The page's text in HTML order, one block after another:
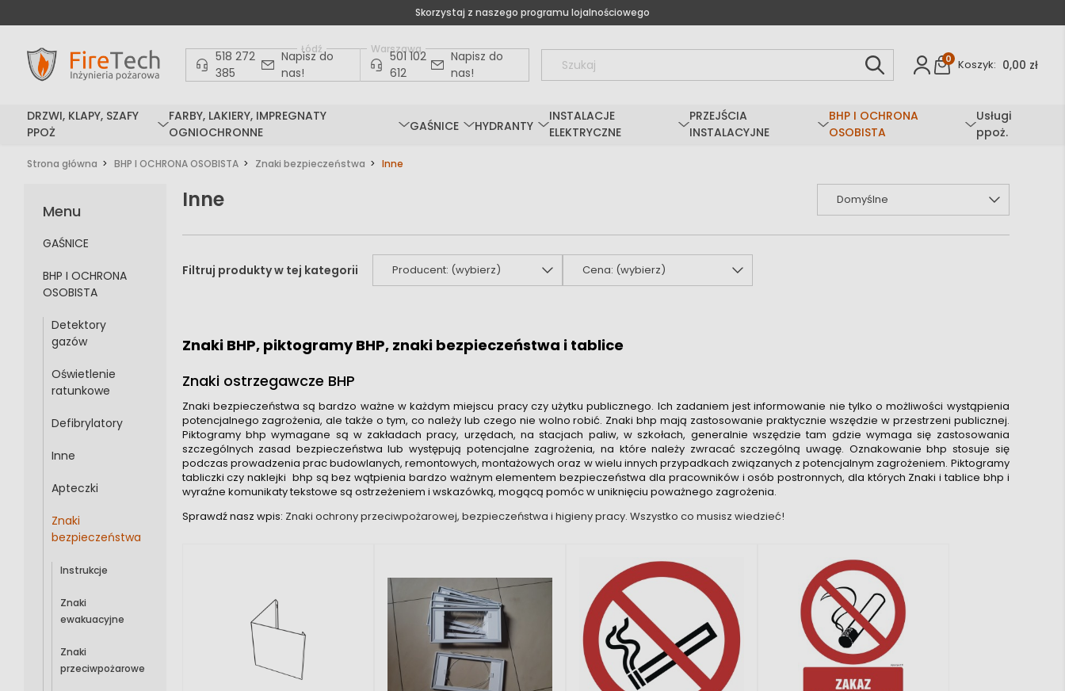
Skorzystaj z naszego programu lojalnościowego
Łódź
518 272
385
Napisz do
nas!
Warszawa
501 102
612
Napisz do
nas!
Koszyk: 0,00 zł
0
DRZWI, KLAPY, SZAFY
PPOŻ
FARBY, LAKIERY, IMPREGNATY
OGNIOCHRONNE
GAŚNICE HYDRANTY
INSTALACJE
ELEKTRYCZNE
PRZEJŚCIA
INSTALACYJNE
BHP I OCHRONA
OSOBISTA
Usługi
ppoż.
Strona główna BHP I OCHRONA OSOBISTA Znaki bezpieczeństwa Inne
Menu
GAŚNICE
BHP I OCHRONA
OSOBISTA
Detektory
gazów
Oświetlenie
ratunkowe
Defibrylatory
Inne
Apteczki
Znaki
bezpieczeństwa
Instrukcje
Znaki
ewakuacyjne
Znaki
przeciwpożarowe
Inne
Producent: (wybierz) Cena: (wybierz)
Znaki BHP, piktogramy BHP, znaki bezpieczeństwa i tablice
Znaki ostrzegawcze BHP
Znaki bezpieczeństwa są bardzo ważne w każdym miejscu pracy czy użytku publicznego. Ich zadaniem jest informowanie nie tylko o możliwości wystąpienia
potencjalnego zagrożenia, ale także o tym, co należy lub czego nie wolno robić. Znaki bhp mają zastosowanie praktycznie wszędzie w przestrzeni publicznej.
Piktogramy bhp wymagane są w zakładach pracy, urzędach, na stacjach paliw, w szkołach, generalnie wszędzie tam gdzie wymaga się zastosowania
szczególnych zasad bezpieczeństwa lub występują potencjalne zagrożenia, na które należy zwracać szczególną uwagę. Oznakowanie bhp stosuje się
podczas prowadzenia prac budowlanych, remontowych, montażowych oraz w wielu innych przypadkach związanych z potencjalnym zagrożeniem. Piktogramy
tabliczki czy naklejki bhp są bez wątpienia bardzo ważnym elementem bezpieczeństwa dla pracowników i osób postronnych, dla których Znaki i tablice bhp i
wyraźne komunikaty tekstowe są ostrzeżeniem i wskazówką, mogącą pomóc w uniknięciu poważnego zagrożenia.
Sprawdź nasz wpis: Znaki ochrony przeciwpożarowej, bezpieczeństwa i higieny pracy. Wszystko co musisz wiedzieć!